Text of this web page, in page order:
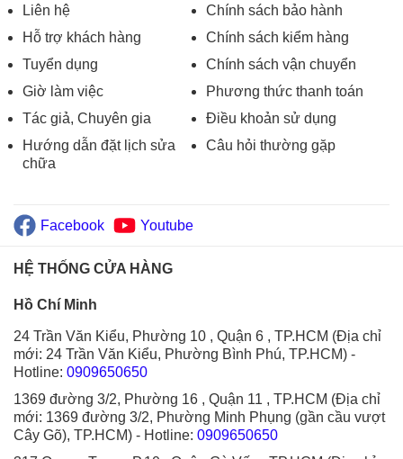
Liên hệ
Hỗ trợ khách hàng
Tuyển dụng
Giờ làm việc
Tác giả, Chuyên gia
Hướng dẫn đặt lịch sửa
chữa
Chính sách bảo hành
Chính sách kiểm hàng
Chính sách vận chuyển
Phương thức thanh toán
Điều khoản sử dụng
Câu hỏi thường gặp
Facebook Youtube
HỆ THỐNG CỬA HÀNG
Hồ Chí Minh
24 Trần Văn Kiểu, Phường 10 , Quận 6 , TP.HCM (Địa chỉ
mới: 24 Trần Văn Kiểu, Phường Bình Phú, TP.HCM) -
Hotline: 0909650650
1369 đường 3/2, Phường 16 , Quận 11 , TP.HCM (Địa chỉ
mới: 1369 đường 3/2, Phường Minh Phụng (gần cầu vượt
Cây Gõ), TP.HCM) - Hotline: 0909650650